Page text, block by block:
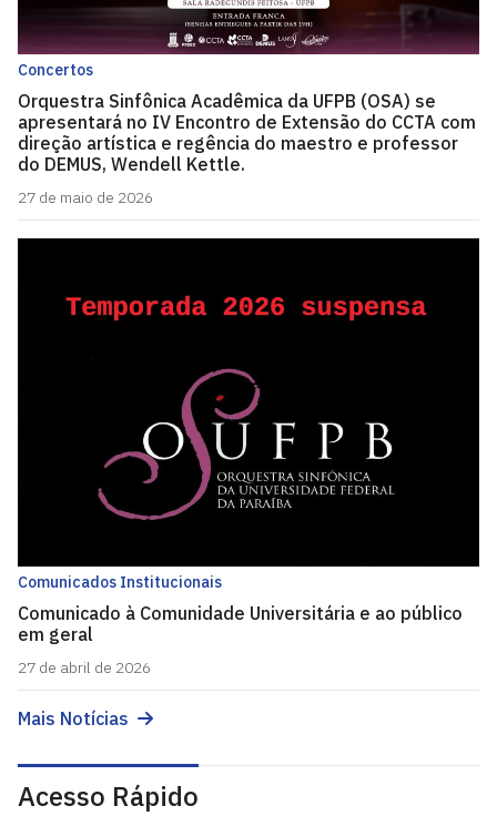
Concertos
Orquestra Sinfônica Acadêmica da UFPB (OSA) se
apresentará no IV Encontro de Extensão do CCTA com
direção artística e regência do maestro e professor
do DEMUS, Wendell Kettle.
27 de maio de 2026
Comunicados Institucionais
Comunicado à Comunidade Universitária e ao público
em geral
27 de abril de 2026
Mais Notícias
Acesso Rápido